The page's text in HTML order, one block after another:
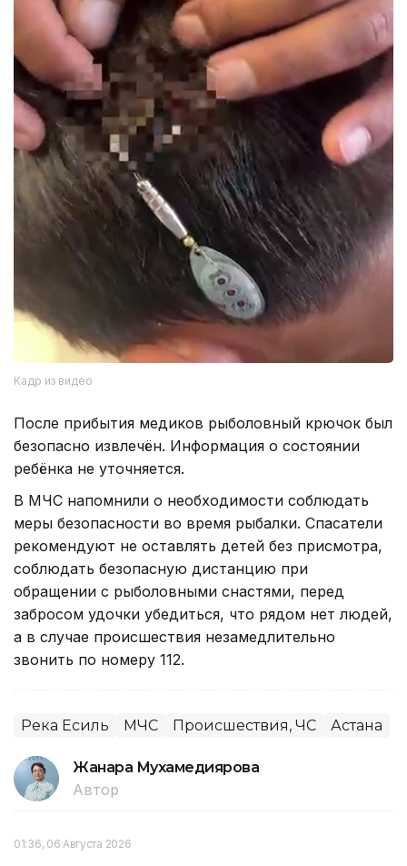
Кадр из видео
После прибытия медиков рыболовный крючок был
безопасно извлечён. Информация о состоянии
ребёнка не уточняется.
В МЧС напомнили о необходимости соблюдать
меры безопасности во время рыбалки. Спасатели
рекомендуют не оставлять детей без присмотра,
соблюдать безопасную дистанцию при
обращении с рыболовными снастями, перед
забросом удочки убедиться, что рядом нет людей,
а в случае происшествия незамедлительно
звонить по номеру 112.
Река Есиль МЧС Происшествия, ЧС Астана
Жанара Мухамедиярова
Автор
01:36, 06 Августа 2026